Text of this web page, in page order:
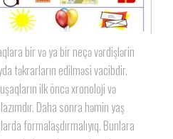
bir və ya bir neçə vərdişlərin
təkrarların edilməsi vacibdir.
ilk öncə xronoloji və
Daha sonra həmin yaş
formalaşdırmalıyıq. Bunlara